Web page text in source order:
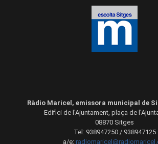
Ràdio Maricel, emissora municipal de
Edifici de l'Ajuntament, plaça de
08870 Sitges
Tel: 938947250 / 938947125
a/e: